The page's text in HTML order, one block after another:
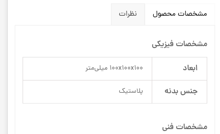
مشخصات محصول نظرات
مشخصات فیزیکی
ابعاد 100x100x100 میلی‌متر
جنس بدنه پلاستیک
مشخصات فنی